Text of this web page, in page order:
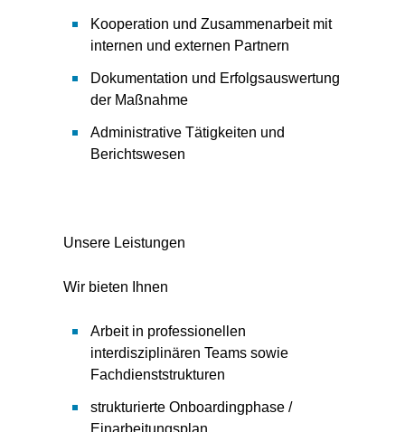
Kooperation und Zusammenarbeit mit
internen und externen Partnern
Dokumentation und Erfolgsauswertung
der Maßnahme
Administrative Tätigkeiten und
Berichtswesen
Unsere Leistungen
Wir bieten Ihnen
Arbeit in professionellen
interdisziplinären Teams sowie
Fachdienststrukturen
strukturierte Onboardingphase /
Einarbeitungsplan